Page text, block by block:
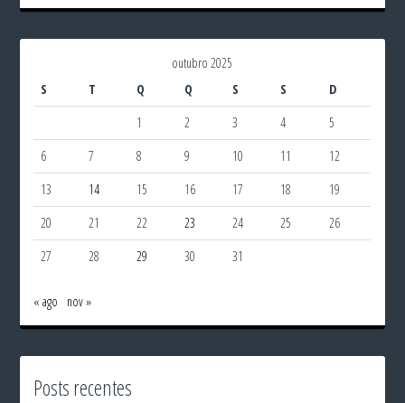
outubro 2025
S
T Q Q S S
D
1
2 3 4
5
6
7 8 9 10 11
12
13
14 15 16 17 18
19
20
21 22 23 24 25
26
27
28 29 30 31
« ago nov »
Posts recentes